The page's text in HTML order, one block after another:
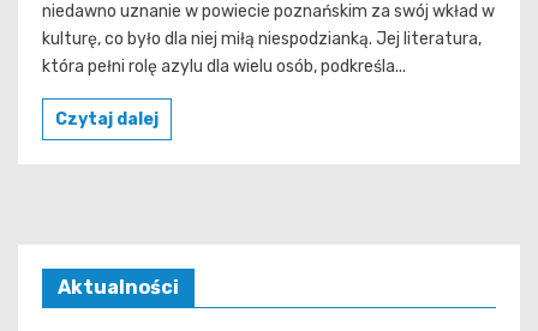
niedawno uznanie w powiecie poznańskim za swój wkład w
kulturę, co było dla niej miłą niespodzianką. Jej literatura,
która pełni rolę azylu dla wielu osób, podkreśla...
Czytaj dalej
Aktualności